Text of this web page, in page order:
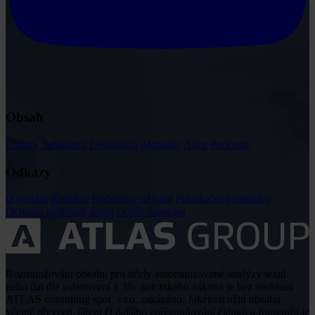
Články Judikatura Legislativa Aktuality Akce Podcasty
O portálu Redakce Podmínky užívání Publikační podmínky
Ochrana osobních údajů Odběr časopisu
včetně převzetí, šíření či dalšího zpřístupňování článků a fotografií je